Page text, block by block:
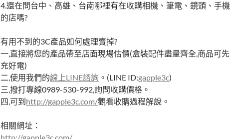
4.還在問台中、高雄、台南哪裡有在收購相機、筆電、鏡頭、手機
的店嗎?
有用不到的3C產品如何處理賣掉?
一,直接將您的產品帶至店面現場估價(盒裝配件盡量齊全,商品可先
充好電)
二,使用我們的線上LINE諮詢 。(LINE ID:gapple3c)
三,撥打專線0989-530-992,詢問收購價格。
四,可到 http://gapple3c.com/觀看收購過程解說。
相關網址：